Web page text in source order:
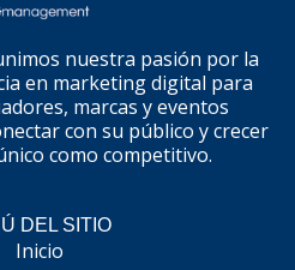
nuestra pasión por la
en marketing digital para
marcas y eventos
con su público y crecer
como competitivo.
DEL SITIO
Inicio